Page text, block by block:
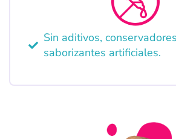
Sin aditivos,
saborizantes artificiales.